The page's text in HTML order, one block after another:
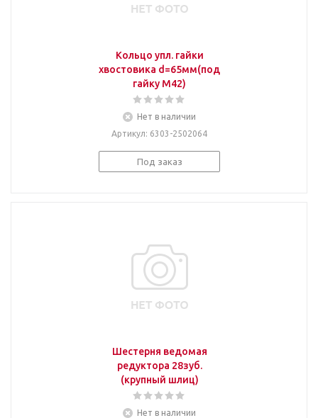
Кольцо упл. гайки
хвостовика d=65мм(под
гайку М42)
Нет в наличии
Артикул: 6303-2502064
Под заказ
Шестерня ведомая
редуктора 28зуб.
(крупный шлиц)
Нет в наличии